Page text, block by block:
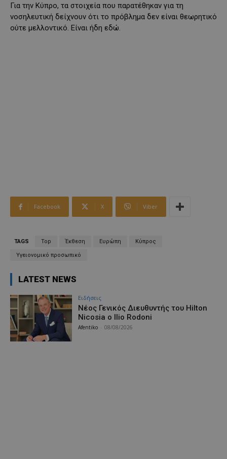
Για την Κύπρο, τα στοιχεία που παρατέθηκαν για τη
νοσηλευτική δείχνουν ότι το πρόβλημα δεν είναι θεωρητικό
ούτε μελλοντικό. Είναι ήδη εδώ.
Facebook X Viber
TAGS Top Έκθεση Ευρώπη Κύπρος
Υγειονομικό προσωπικό
LATEST NEWS
Ειδήσεις
Νέος Γενικός Διευθυντής του Hilton
Nicosia ο Ilio Rodoni
Afentiko 08/08/2026